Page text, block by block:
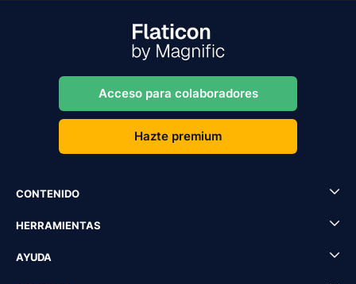
Acceso para colaboradores
Hazte premium
CONTENIDO
HERRAMIENTAS
AYUDA